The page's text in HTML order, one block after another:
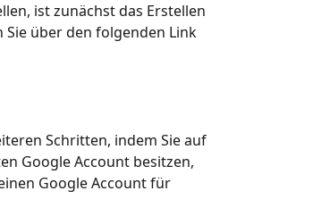
ist zunächst das Erstellen
über den folgenden Link
Schritten, indem Sie auf
Google Account besitzen,
Google Account für